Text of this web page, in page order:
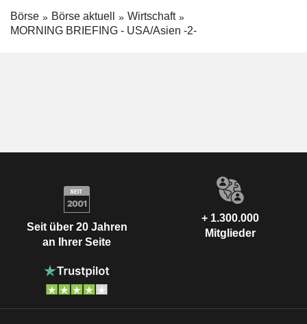
Börse Börse aktuell
Wirtschaft
MORNING BRIEFING - USA/Asien -2-
Seit über 20 Jahren
an Ihrer Seite
+ 1.300.000
Mitglieder